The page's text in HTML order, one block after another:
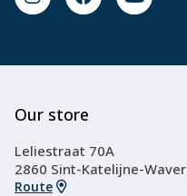
Our store
Leliestraat 70A
2860 Sint-Katelijne-Waver
Route